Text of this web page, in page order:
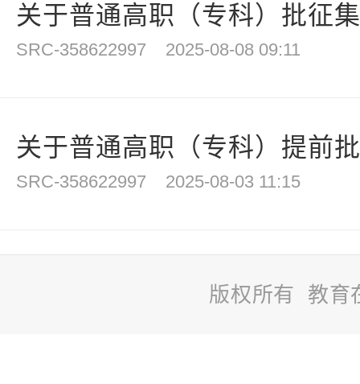
关于普通高职（专科）批征
SRC-358622997 2025-08-08 09:11
关于普通高职（专科）提前
SRC-358622997 2025-08-03 11:15
版权所有 教育